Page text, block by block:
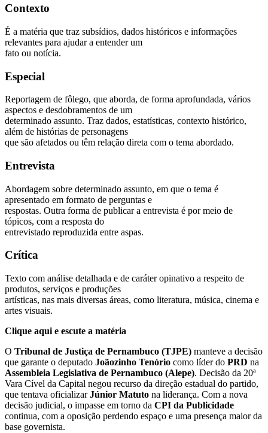
Contexto
É a matéria que traz subsídios, dados históricos e informações
relevantes para ajudar a entender um
fato ou notícia.
Especial
Reportagem de fôlego, que aborda, de forma aprofundada, vários
aspectos e desdobramentos de um
determinado assunto. Traz dados, estatísticas, contexto histórico,
além de histórias de personagens
que são afetados ou têm relação direta com o tema abordado.
Entrevista
Abordagem sobre determinado assunto, em que o tema é
apresentado em formato de perguntas e
respostas. Outra forma de publicar a entrevista é por meio de
tópicos, com a resposta do
entrevistado reproduzida entre aspas.
Crítica
Texto com análise detalhada e de caráter opinativo a respeito de
produtos, serviços e produções
artísticas, nas mais diversas áreas, como literatura, música, cinema e
artes visuais.
Clique aqui e escute a matéria
O Tribunal de Justiça de Pernambuco (TJPE) manteve a decisão
que garante o deputado Joãozinho Tenório como líder do PRD na
Assembleia Legislativa de Pernambuco (Alepe). Decisão da 20ª
Vara Cível da Capital negou recurso da direção estadual do partido,
que tentava oficializarJúnior Matuto na liderança. Com a nova
decisão judicial, o impasse em torno da CPI da Publicidade
continua, com a oposição perdendo espaço e uma presença maior da
base governista.